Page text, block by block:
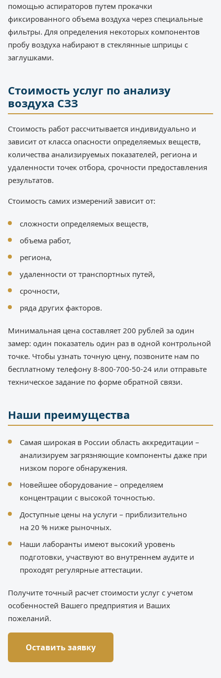
помощью аспираторов путем прокачки
фиксированного объема воздуха через специальные
фильтры. Для определения некоторых компонентов
пробу воздуха набирают в стеклянные шприцы с
заглушками.
Стоимость услуг по анализу
воздуха СЗЗ
Стоимость работ рассчитывается индивидуально и
зависит от класса опасности определяемых веществ,
количества анализируемых показателей, региона и
удаленности точек отбора, срочности предоставления
результатов.
Стоимость самих измерений зависит от:
сложности определяемых веществ,
объема работ,
региона,
удаленности от транспортных путей,
срочности,
ряда других факторов.
Минимальная цена составляет 200 рублей за один
замер: один показатель один раз в одной контрольной
точке. Чтобы узнать точную цену, позвоните нам по
бесплатному телефону 8-800-700-50-24 или отправьте
техническое задание по форме обратной связи.
Наши преимущества
Самая широкая в России область аккредитации –
анализируем загрязняющие компоненты даже при
низком пороге обнаружения.
Новейшее оборудование – определяем
концентрации с высокой точностью.
Доступные цены на услуги – приблизительно
на 20 % ниже рыночных.
Наши лаборанты имеют высокий уровень
подготовки, участвуют во внутреннем аудите и
проходят регулярные аттестации.
Получите точный расчет стоимости услуг с учетом
особенностей Вашего предприятия и Ваших
пожеланий.
Оставить заявку